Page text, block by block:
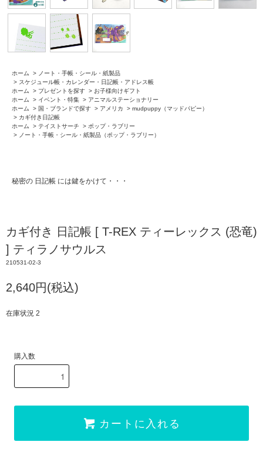
ホーム > ノート・手帳・シール・紙製品
> スケジュール帳・カレンダー・日記帳・アドレス帳
ホーム
> プレゼントを探す > お子様向けギフト
ホーム
> イベント・特集 > アニマルステーショナリー
ホーム
> 国・ブランドで探す > アメリカ > mudpuppy（マッドパピー）
> カギ付き日記帳
ホーム
> テイストサーチ > ポップ・ラブリー
> ノート・手帳・シール・紙製品（ポップ・ラブリー）
秘密の 日記帳 には鍵をかけて・・・
カギ付き 日記帳 [ T-REX ティーレックス (恐竜)
] ティラノサウルス
210531-02-3
2,640円(税込)
在庫状況 2
購入数
カートに入れる